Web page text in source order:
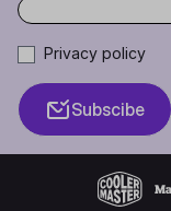
Privacy policy
Subscibe